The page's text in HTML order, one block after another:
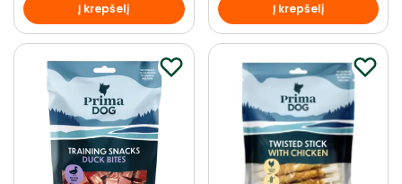
Į krepšelį Į krepšelį